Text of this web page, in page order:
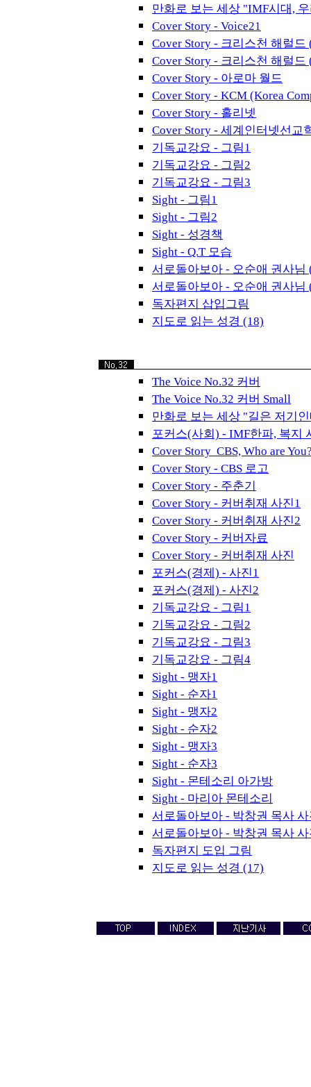
만화로 보는 세상 "IMF시대,
Cover Story - Voice21
Cover Story - 크리스천 해럴드
Cover Story - 크리스천 해럴드
Cover Story - 아로마 월드
Cover Story - KCM (Korea
Cover Story - 홀리넷
Cover Story - 세계인터넷선교
기독교강요 - 그림1
기독교강요 - 그림2
기독교강요 - 그림3
Sight - 그림1
Sight - 그림2
Sight - 성경책
Sight - Q.T 모습
서로돌아보아 - 오순애 권사님
서로돌아보아 - 오순애 권사님
독자편지 삽입그림
지도로 읽는 성경 (18)
The Voice No.32 커버
The Voice No.32 커버 Small
만화로 보는 세상 "길은 저기인
포커스(사회) - IMF한파, 복지
Cover Story CBS, Who are
Cover Story - CBS 로고
Cover Story - 주춘기
Cover Story - 커버취재 사진1
Cover Story - 커버취재 사진2
Cover Story - 커버자료
Cover Story - 커버취재 사진
포커스(경제) - 사진1
포커스(경제) - 사진2
기독교강요 - 그림1
기독교강요 - 그림2
기독교강요 - 그림3
기독교강요 - 그림4
Sight - 맹자1
Sight - 순자1
Sight - 맹자2
Sight - 순자2
Sight - 맹자3
Sight - 순자3
Sight - 몬테소리 아가방
Sight - 마리아 몬테소리
서로돌아보아 - 박창권 목사
서로돌아보아 - 박창권 목사
독자편지 도입 그림
지도로 읽는 성경 (17)